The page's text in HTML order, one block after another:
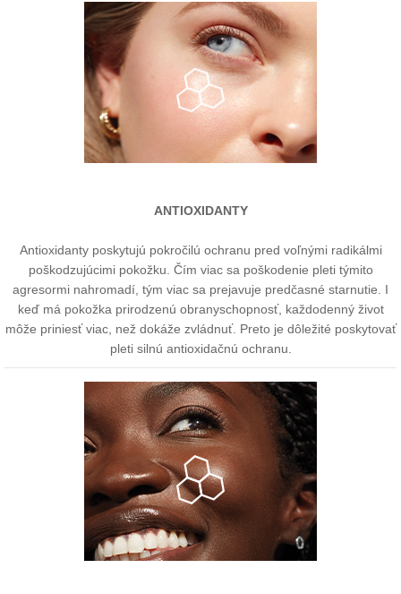
ANTIOXIDANTY
Antioxidanty poskytujú pokročilú ochranu pred voľnými radikálmi
poškodzujúcimi pokožku. Čím viac sa poškodenie pleti týmito
agresormi nahromadí, tým viac sa prejavuje predčasné starnutie. I
keď má pokožka prirodzenú obranyschopnosť, každodenný život
môže priniesť viac, než dokáže zvládnuť. Preto je dôležité poskytovať
pleti silnú antioxidačnú ochranu.